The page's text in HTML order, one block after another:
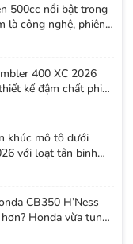
500cc nổi bật trong
là công nghệ, phiên
hình “đỉnh”
400 XC 2026
kế đậm chất phiêu
khúc mô tô dưới
với loạt tân binh
CB350 H’Ness
Honda vừa tung